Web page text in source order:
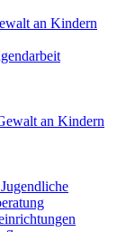
an Kindern
an Kindern